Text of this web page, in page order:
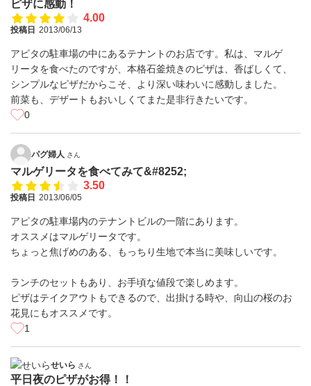
ピザに感動！
4.00
投稿日 2013/06/13
アピタの駐車場の中にあるテナントのお店です。私は、マルゲ
リータを食べたのですが、本格石釜焼きのピザは、香ばしくて、
シンプルなピザだからこそ、より深い味わいに感動しました。
前菜も、デザートもおいしくてまた是非行きたいです。
0
パグ婦人 さん
マルゲリータを食べてみて&#8252;
3.50
投稿日 2013/06/05
アピタの駐車場内のテナントビルの一階にあります。
オススメはマルゲリータです。
ちょっと焦げめのある、もっちり生地で本当に美味しいです。
ランチのセットもあり、お手頃な値段で楽しめます。
ピザはテイクアウトもできるので、出掛ける時や、向山の桜のお
花見にもオススメです。
1
せいら さん
平日夜のピザがお得！！